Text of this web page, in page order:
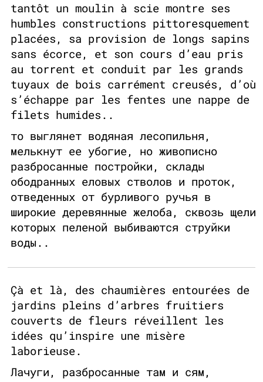
tantôt un moulin à scie montre ses
humbles constructions pittoresquement
placées, sa provision de longs sapins
sans écorce, et son cours d’eau pris
au torrent et conduit par les grands
tuyaux de bois carrément creusés, d’où
s’échappe par les fentes une nappe de
filets humides..
то выглянет водяная лесопильня,
мелькнут ее убогие, но живописно
разбросанные постройки, склады
ободранных еловых стволов и проток,
отведенных от бурливого ручья в
широкие деревянные желоба, сквозь щели
которых пеленой выбиваются струйки
воды..
Çà et là, des chaumières entourées de
jardins pleins d’arbres fruitiers
couverts de fleurs réveillent les
idées qu’inspire une misère
laborieuse.
Лачуги, разбросанные там и сям,